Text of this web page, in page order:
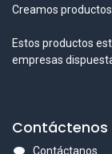
Creamos
Estos productos
empresas
Contáctenos
Contáctanos